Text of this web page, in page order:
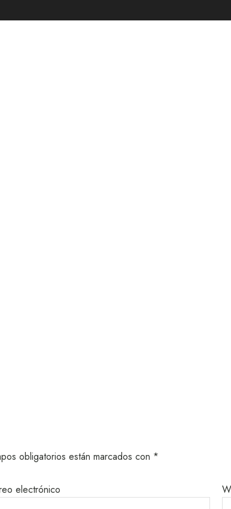
obligatorios están marcados con *
electrónico